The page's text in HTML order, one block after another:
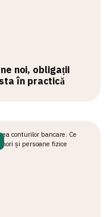
noi, obligații
în practică